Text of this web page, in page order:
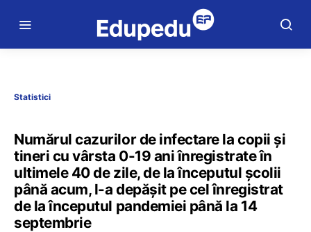
Statistici
Numărul cazurilor de infectare la copii și
tineri cu vârsta 0-19 ani înregistrate în
ultimele 40 de zile, de la începutul școlii
până acum, l-a depășit pe cel înregistrat
de la începutul pandemiei până la 14
septembrie